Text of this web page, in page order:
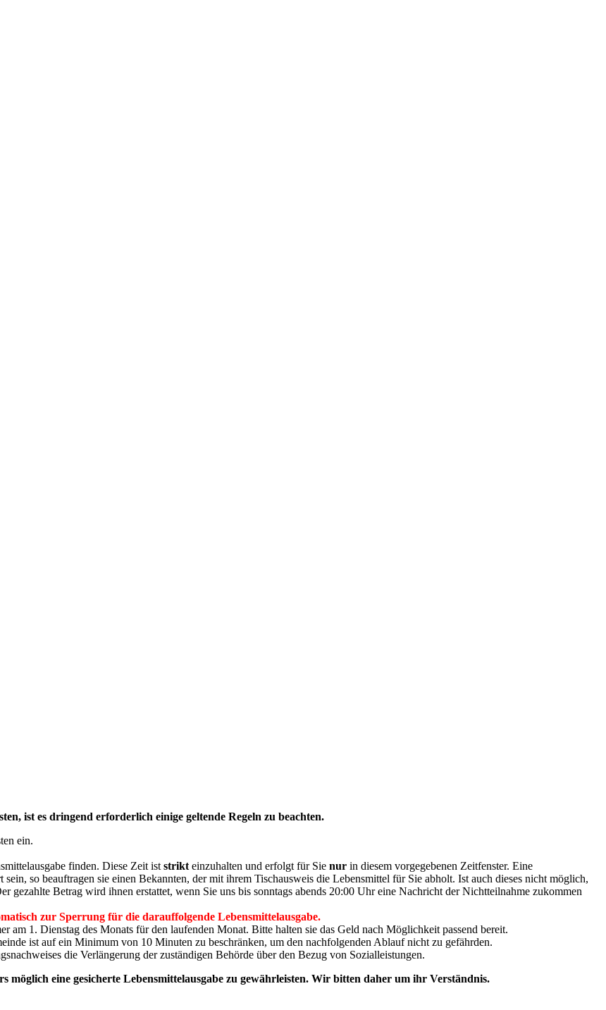
ist es dringend erforderlich einige geltende Regeln zu beachten.
ein.
finden. Diese Zeit ist strikt einzuhalten und erfolgt für Sie nur in diesem vorgegebenen Zeitfenster. Eine
so beauftragen sie einen Bekannten, der mit ihrem Tischausweis die Lebensmittel für Sie abholt. Ist auch dieses nicht möglich,
gezahlte Betrag wird ihnen erstattet, wenn Sie uns bis sonntags abends 20:00 Uhr eine Nachricht der Nichtteilnahme zukommen
zur Sperrung für die darauffolgende Lebensmittelausgabe.
am 1. Dienstag des Monats für den laufenden Monat. Bitte halten sie das Geld nach Möglichkeit passend bereit.
ist auf ein Minimum von 10 Minuten zu beschränken, um den nachfolgenden Ablauf nicht zu gefährden.
die Verlängerung der zuständigen Behörde über den Bezug von Sozialleistungen.
möglich eine gesicherte Lebensmittelausgabe zu gewährleisten. Wir bitten daher um ihr Verständnis.